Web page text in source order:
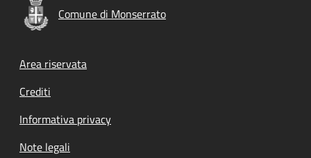
Comune di Monserrato
Footer menu
Area riservata
Crediti
Informativa privacy
Note legali